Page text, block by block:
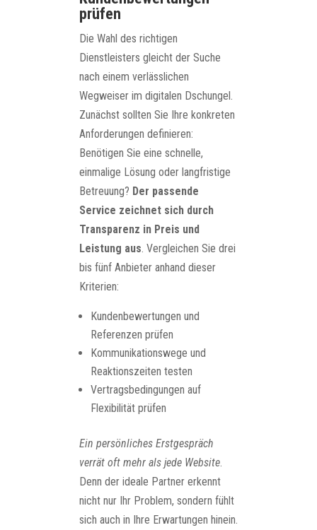
prüfen
Die Wahl des richtigen
Dienstleisters gleicht der Suche
nach einem verlässlichen
Wegweiser im digitalen Dschungel.
Zunächst sollten Sie Ihre konkreten
Anforderungen definieren:
Benötigen Sie eine schnelle,
einmalige Lösung oder langfristige
Betreuung? Der passende
Service zeichnet sich durch
Transparenz in Preis und
Leistung aus. Vergleichen Sie drei
bis fünf Anbieter anhand dieser
Kriterien:
Kundenbewertungen und
Referenzen prüfen
Kommunikationswege und
Reaktionszeiten testen
Vertragsbedingungen auf
Flexibilität prüfen
Ein persönliches Erstgespräch
verrät oft mehr als jede Website.
Denn der ideale Partner erkennt
nicht nur Ihr Problem, sondern fühlt
sich auch in Ihre Erwartungen hinein.